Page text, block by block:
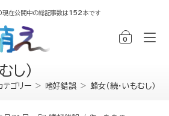
在公開中の総記事数は 152 本です
0
し）
テゴリー > 嗜好錯誤 > 蜂女（続・いもむし）